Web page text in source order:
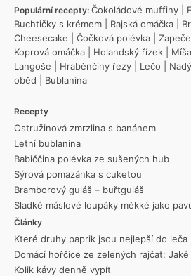
Populární recepty: Čokoládové muffiny
Buchtičky s krémem
Rajská omáčka
Cheesecake
Čočková polévka
Koprová omáčka
Holandský řízek
Langoše
Hraběnčiny řezy Lečo
oběd
Bublanina
Recepty
Ostružinová zmrzlina s banánem
Letní bublanina
Babiččina polévka ze sušených hub
Sýrová pomazánka s cuketou
Bramborový guláš – buřtguláš
Sladké máslové loupáky měkké jako
Články
Které druhy paprik jsou nejlepší do leča
Domácí hořčice ze zelených rajčat:
Kolik kávy denně vypít